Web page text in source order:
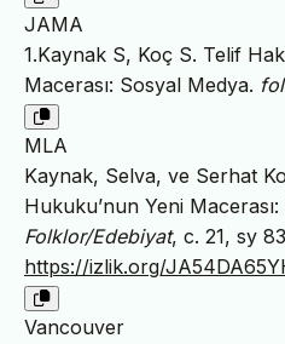
JAMA
1.Kaynak S, Koç S. Telif
Macerası: Sosyal Medya.
MLA
Kaynak, Selva, ve Serhat
Hukuku’nun Yeni
Folklor/Edebiyat, c. 21, sy
https://izlik.org/
Vancouver